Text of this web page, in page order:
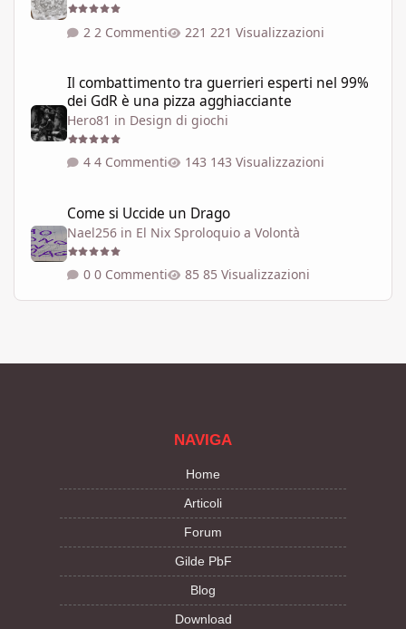
2 Commenti 221 Visualizzazioni
Il combattimento tra guerrieri esperti nel 99%
dei GdR è una pizza agghiacciante
Hero81 in Design di giochi
4 Commenti 143 Visualizzazioni
Come si Uccide un Drago
Nael256 in El Nix Sproloquio a Volontà
0 Commenti 85 Visualizzazioni
NAVIGA
Home
Articoli
Forum
Gilde PbF
Blog
Download